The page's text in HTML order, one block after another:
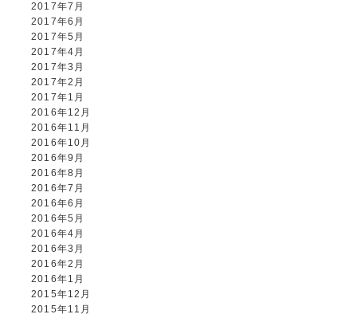
2017年7月
2017年6月
2017年5月
2017年4月
2017年3月
2017年2月
2017年1月
2016年12月
2016年11月
2016年10月
2016年9月
2016年8月
2016年7月
2016年6月
2016年5月
2016年4月
2016年3月
2016年2月
2016年1月
2015年12月
2015年11月